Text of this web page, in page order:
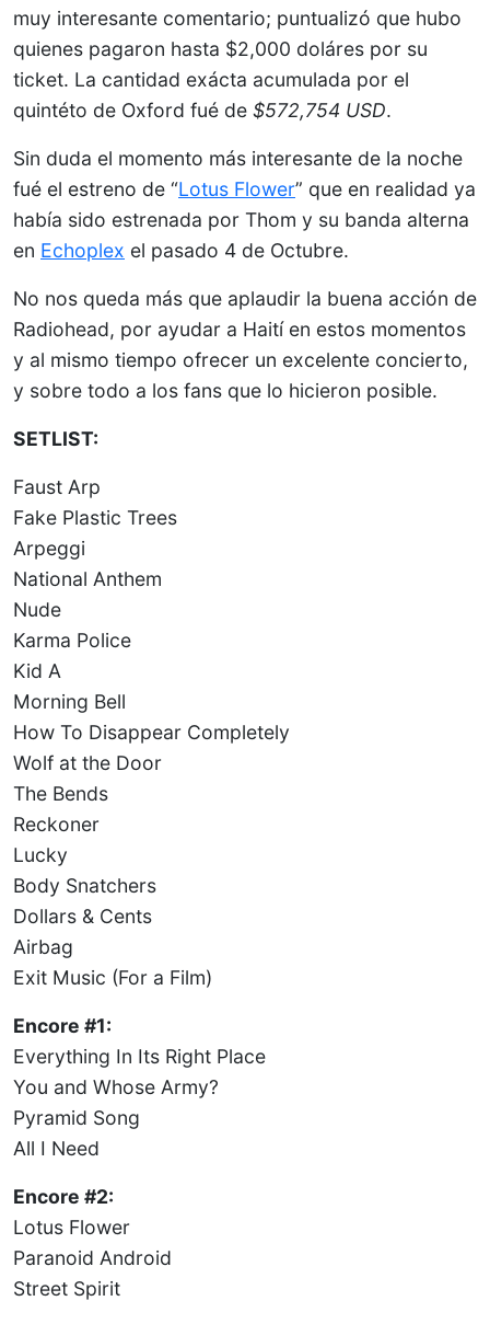
muy interesante comentario; puntualizó que hubo
quienes pagaron hasta $2,000 doláres por su
ticket. La cantidad exácta acumulada por el
quintéto de Oxford fué de $572,754 USD.
Sin duda el momento más interesante de la noche
fué el estreno de “Lotus Flower” que en realidad ya
había sido estrenada por Thom y su banda alterna
en Echoplex el pasado 4 de Octubre.
No nos queda más que aplaudir la buena acción de
Radiohead, por ayudar a Haití en estos momentos
y al mismo tiempo ofrecer un excelente concierto,
y sobre todo a los fans que lo hicieron posible.
SETLIST:
Faust Arp
Fake Plastic Trees
Arpeggi
National Anthem
Nude
Karma Police
Kid A
Morning Bell
How To Disappear Completely
Wolf at the Door
The Bends
Reckoner
Lucky
Body Snatchers
Dollars & Cents
Airbag
Exit Music (For a Film)
Encore #1:
Everything In Its Right Place
You and Whose Army?
Pyramid Song
All I Need
Encore #2:
Lotus Flower
Paranoid Android
Street Spirit